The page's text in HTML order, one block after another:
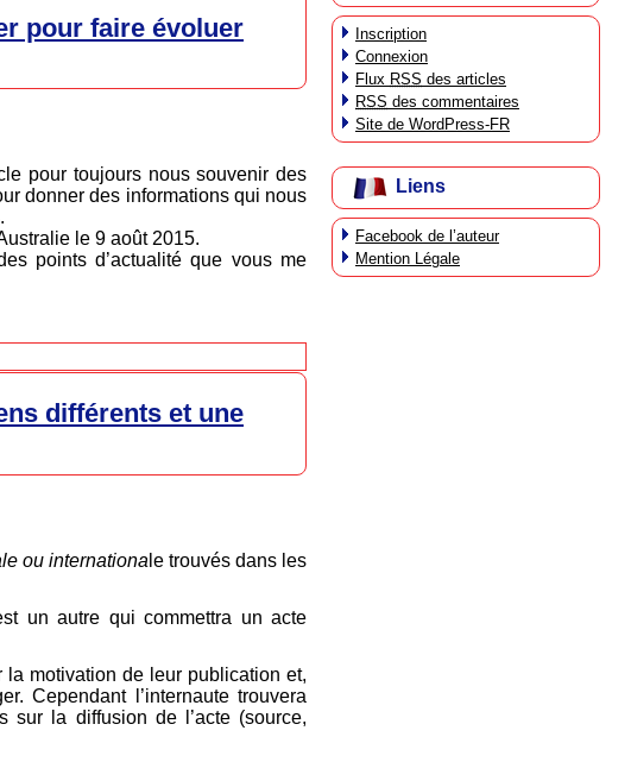
pour faire évoluer
pour toujours nous souvenir des
donner des informations qui nous
le 9 août 2015.
points d’actualité que vous me
différents et une
ou internationa le trouvés dans les
un autre qui commettra un acte
la motivation de leur publication et,
Cependant l’internaute trouvera
sur la diffusion de l’acte (source,
Inscription
Connexion
Flux RSS des articles
RSS des commentaires
Site de WordPress-FR
Liens
Facebook de l’auteur
Mention Légale